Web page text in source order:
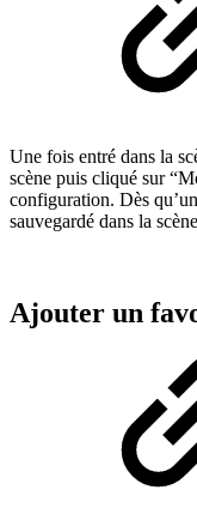
Une fois entré dans la
scène puis cliqué sur
configuration. Dès
sauvegardé dans la
Ajouter un